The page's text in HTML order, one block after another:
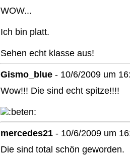
WOW...
Ich bin platt.
Sehen echt klasse aus!
Gismo_blue - 10/6/2009 um
Wow!!! Die sind echt spitze!!!!
mercedes21 - 10/6/2009 um
Die sind total schön geworden.